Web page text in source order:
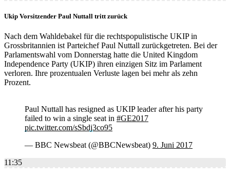
Ukip Vorsitzender Paul Nuttall tritt zurück
Nach dem Wahldebakel für die rechtspopulistische UKIP in
Grossbritannien ist Parteichef Paul Nuttall zurückgetreten. Bei der
Parlamentswahl vom Donnerstag hatte die United Kingdom
Independence Party (UKIP) ihren einzigen Sitz im Parlament
verloren. Ihre prozentualen Verluste lagen bei mehr als zehn
Prozent.
Paul Nuttall has resigned as UKIP leader after his party
failed to win a single seat in #GE2017
pic.twitter.com/sSbdj3co95
— BBC Newsbeat (@BBCNewsbeat) 9. Juni 2017
11:35